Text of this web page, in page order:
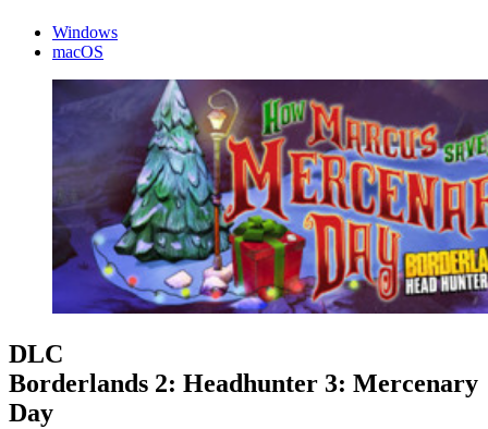
Windows
macOS
DLC
Borderlands 2: Headhunter 3: Mercenary
Day